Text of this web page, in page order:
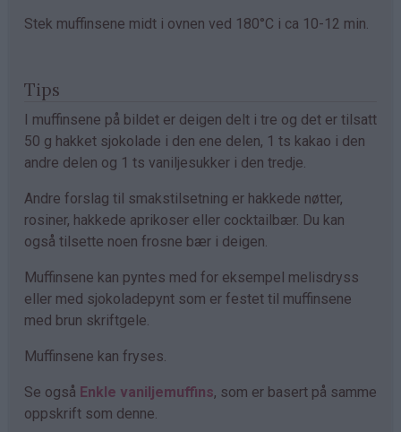
Stek muffinsene midt i ovnen ved 180°C i ca 10-12 min.
Tips
I muffinsene på bildet er deigen delt i tre og det er tilsatt
50 g hakket sjokolade i den ene delen, 1 ts kakao i den
andre delen og 1 ts vaniljesukker i den tredje.
Andre forslag til smakstilsetning er hakkede nøtter,
rosiner, hakkede aprikoser eller cocktailbær. Du kan
også tilsette noen frosne bær i deigen.
Muffinsene kan pyntes med for eksempel melisdryss
eller med sjokoladepynt som er festet til muffinsene
med brun skriftgele.
Muffinsene kan fryses.
Se også Enkle vaniljemuffins, som er basert på samme
oppskrift som denne.